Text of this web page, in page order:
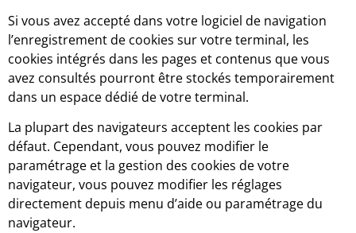
Si vous avez accepté dans votre logiciel de navigation
l’enregistrement de cookies sur votre terminal, les
cookies intégrés dans les pages et contenus que vous
avez consultés pourront être stockés temporairement
dans un espace dédié de votre terminal.
La plupart des navigateurs acceptent les cookies par
défaut. Cependant, vous pouvez modifier le
paramétrage et la gestion des cookies de votre
navigateur, vous pouvez modifier les réglages
directement depuis menu d’aide ou paramétrage du
navigateur.